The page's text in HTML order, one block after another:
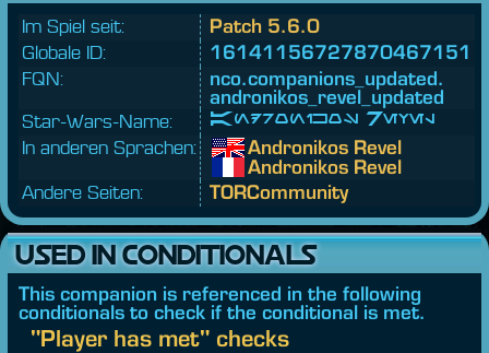
Im Spiel seit:
Patch 5.6.0
Globale ID:
16141156727870467151
FQN:
nco.companions_updated.
andronikos_revel_updated
Star-Wars-Name:
Andronikos Revel
In anderen Sprachen:
Andronikos Revel
Andronikos Revel
Andere Seiten:
TORCommunity
USED IN CONDITIONALS
This companion is referenced in the following
conditionals to check if the conditional is met.
"Player has met" checks